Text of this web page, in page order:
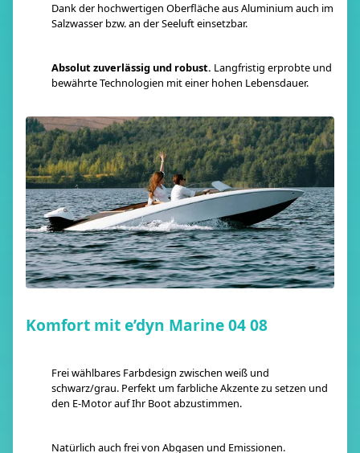
Dank der hochwertigen Oberfläche aus Aluminium auch im
Salzwasser bzw. an der Seeluft einsetzbar.
Absolut zuverlässig und robust. Langfristig erprobte und
bewährte Technologien mit einer hohen Lebensdauer.
Komfort mit e’dyn Marine 04 08
Frei wählbares Farbdesign zwischen weiß und
schwarz/grau. Perfekt um farbliche Akzente zu setzen und
den E-Motor auf Ihr Boot abzustimmen.
Natürlich auch frei von Abgasen und Emissionen.